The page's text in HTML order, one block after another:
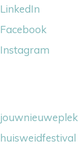
LinkedIn
Facebook
Instagram
jouwnieuweplek
huisweidfestival